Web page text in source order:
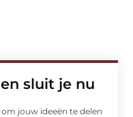
sluit je nu
jouw ideeën te delen